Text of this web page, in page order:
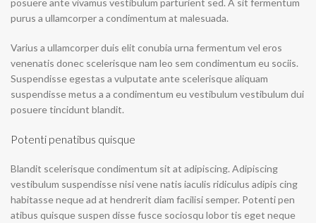
posuere ante vivamus vestibulum parturient sed. A sit fermentum
purus a ullamcorper a condimentum at malesuada.
Varius a ullamcorper duis elit conubia urna fermentum vel eros
venenatis donec scelerisque nam leo sem condimentum eu sociis.
Suspendisse egestas a vulputate ante scelerisque aliquam
suspendisse metus a a condimentum eu vestibulum vestibulum dui
posuere tincidunt blandit.
Potenti penatibus quisque
Blandit scelerisque condimentum sit at adipiscing. Adipiscing
vestibulum suspendisse nisi vene natis iaculis ridiculus adipis cing
habitasse neque ad at hendrerit diam facilisi semper. Potenti pen
atibus quisque suspen disse fusce sociosqu lobor tis eget neque